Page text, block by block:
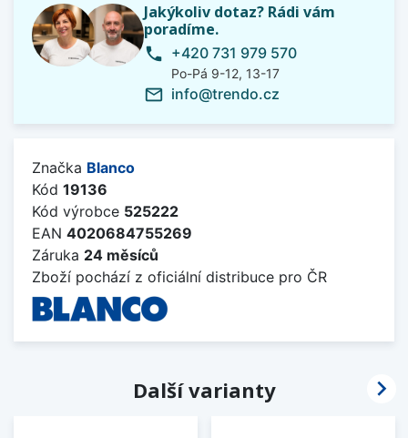
Jakýkoliv dotaz? Rádi vám
poradíme.
phone +420 731 979 570
Po-Pá 9-12, 13-17
mail_outline info@trendo.cz
Značka Blanco
Kód 19136
Kód výrobce 525222
EAN 4020684755269
Záruka 24 měsíců
Zboží pochází z oficiální distribuce pro ČR
Další varianty 